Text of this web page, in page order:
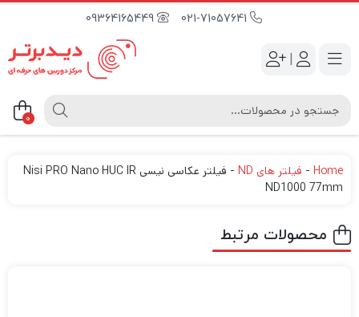
09364165449
|
0
Home
- فیلتر های ND -
فیلتر عکاسی نیسی Nisi PRO Nano HUC IR
ND1000 77mm
محصولات مرتبط